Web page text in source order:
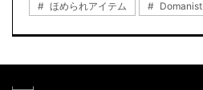
ほめられアイテム Domanist